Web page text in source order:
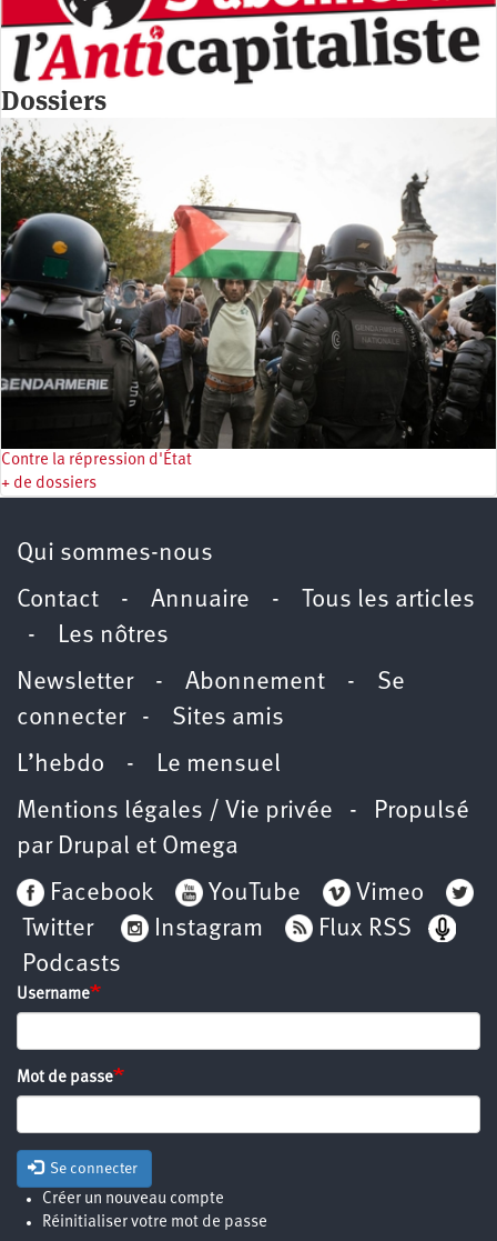
Dossiers
Contre la répression d'État
+ de dossiers
Qui sommes-nous
Contact - Annuaire -
Tous les articles
- Les nôtres
Newsletter- Abonnement - Se
connecter- Sites amis
L’hebdo - Le mensuel
Mentions légales / Vie privée - Propulsé
par Drupal et Omega
Facebook
YouTube
Vimeo
Twitter
Instagram
Flux RSS
Podcasts
Username
Mot de passe
Se connecter
Créer un nouveau compte
Réinitialiser votre mot de passe